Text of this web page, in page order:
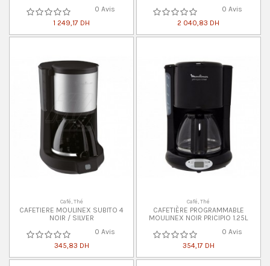
0 Avis
1 249,17 DH
0 Avis
2 040,83 DH
Café, Thé
CAFETIERE MOULINEX SUBITO 4
NOIR / SILVER
0 Avis
345,83 DH
Café, Thé
CAFETIÈRE PROGRAMMABLE
MOULINEX NOIR PRICIPIO 1.25L
0 Avis
354,17 DH